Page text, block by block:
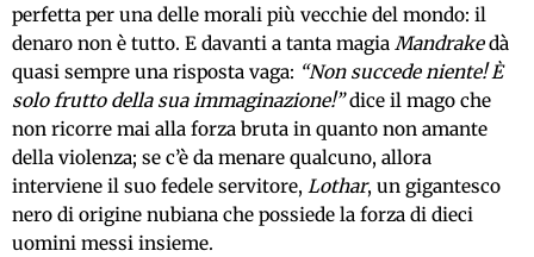
perfetta per una delle morali più vecchie del mondo: il
denaro non è tutto. E davanti a tanta magia Mandrakedà
quasi sempre una risposta vaga: “Non succede niente! È
solo frutto della sua immaginazione!”dice il mago che
non ricorre mai alla forza bruta in quanto non amante
della violenza; se c’è da menare qualcuno, allora
interviene il suo fedele servitore, Lothar, un gigantesco
nero di origine nubiana che possiede la forza di dieci
uomini messi insieme.